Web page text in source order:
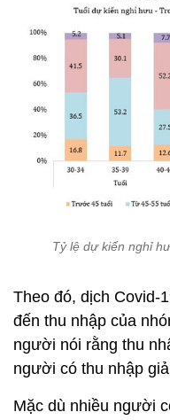
Tỷ lệ dự kiến nghỉ
Theo đó, dịch Covid-
đến thu nhập của
người nói rằng thu
người có thu nhập
Mặc dù nhiều người